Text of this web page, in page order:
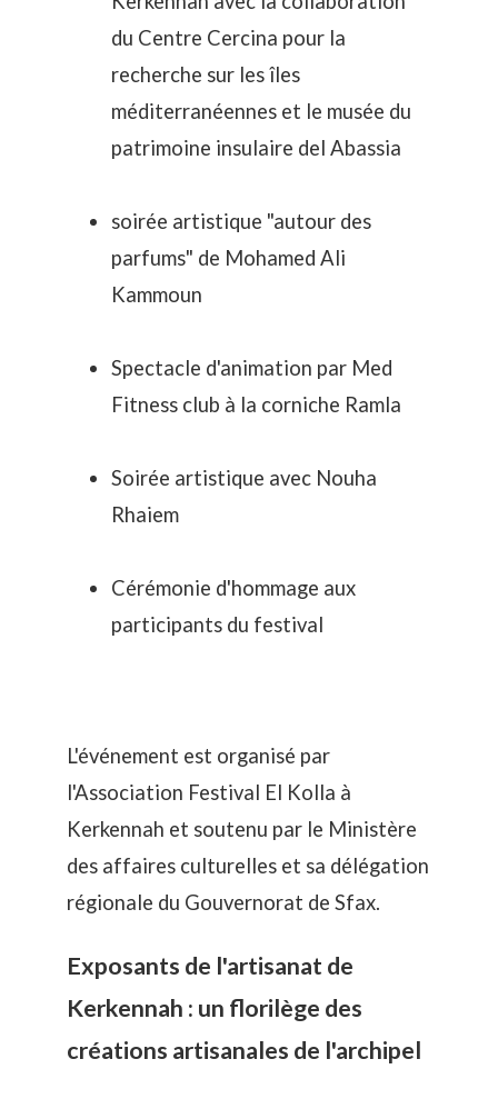
du Centre Cercina pour la
recherche sur les îles
méditerranéennes et le musée du
patrimoine insulaire del Abassia
soirée artistique "autour des
parfums" de Mohamed Ali
Kammoun
Spectacle d'animation par Med
Fitness club à la corniche Ramla
Soirée artistique avec Nouha
Rhaiem
Cérémonie d'hommage aux
participants du festival
L'événement est organisé par
l'Association Festival El Kolla à
Kerkennah et soutenu par le Ministère
des affaires culturelles et sa délégation
régionale du Gouvernorat de Sfax.
Exposants de l'artisanat de
Kerkennah : un florilège des
créations artisanales de l'archipel